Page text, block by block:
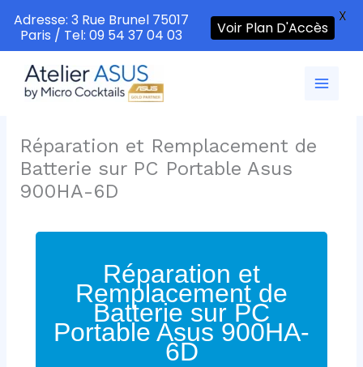
contenu
Réparation et Remplacement de
Batterie sur PC Portable Asus
900HA-6D
Réparation et
Remplacement de
Batterie sur PC
Portable Asus 900HA-
6D
Adresse: 3 Rue Brunel 75017
Paris / Tel: 09 54 37 04 03
Voir Plan D'Accès
X